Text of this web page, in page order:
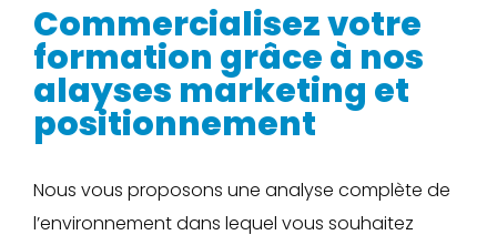
Commercialisez votre
formation grâce à nos
alayses marketing et
positionnement
Nous vous proposons une analyse complète de
l’environnement dans lequel vous souhaitez